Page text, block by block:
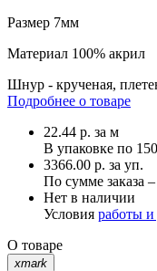
Размер 7мм
Материал 100% акрил
Шнур - крученая,
Подробнее о товаре
22.44 р. за м
В упаковке по
3366.00 р. за уп.
По сумме заказа –
Нет в наличии
Условия работы и
О товаре
xmark